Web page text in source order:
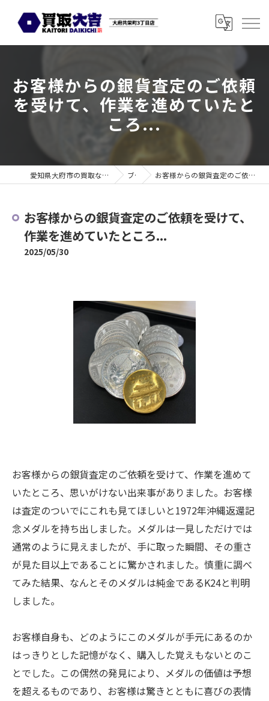
お客様からの銀貨査定のご依頼
を受けて、作業を進めていたと
ころ...
愛知県大府市の買取なら買取大吉 大府共栄町3丁目店 ブログ お客様からの銀貨査定のご依頼を受けて、作業を進めていたところ...
お客様からの銀貨査定のご依頼を受けて、
作業を進めていたところ...
2025/05/30
お客様からの銀貨査定のご依頼を受けて、作業を進めて
いたところ、思いがけない出来事がありました。お客様
は査定のついでにこれも見てほしいと1972年沖縄返還記
念メダルを持ち出しました。メダルは一見しただけでは
通常のように見えましたが、手に取った瞬間、その重さ
が見た目以上であることに驚かされました。慎重に調べ
てみた結果、なんとそのメダルは純金であるK24と判明
しました。
お客様自身も、どのようにこのメダルが手元にあるのか
はっきりとした記憶がなく、購入した覚えもないとのこ
とでした。この偶然の発見により、メダルの価値は予想
を超えるものであり、お客様は驚きとともに喜びの表情